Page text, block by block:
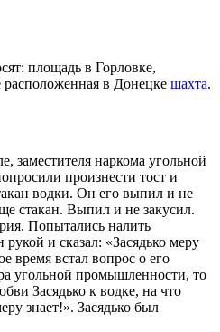
площадь в Горловке,
расположенная в Донецке шахта.
заместителя наркома угольной
произнести тост и
водки. Он его выпил и не
стакан. Выпил и не закусил.
Попытались налить
и сказал: «Засядько меру
время встал вопрос о его
угольной промышленности, то
Засядько к водке, на что
знает!». Засядько был